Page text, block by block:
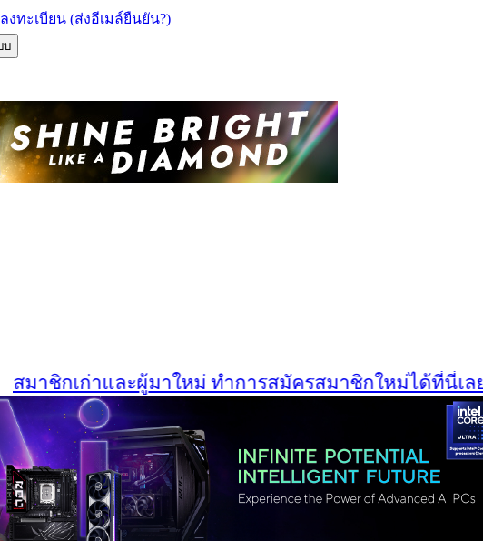
ลงทะเบียน (ส่งอีเมล์ยืนยัน?)
สมาชิกเก่าและผู้มาใหม่ ทำการสมัครสมาชิกใหม่ได้ที่นี่เลย